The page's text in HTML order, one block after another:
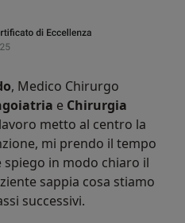
, Medico Chirurgo
e Chirurgia
metto al centro la
mi prendo il tempo
in modo chiaro il
sappia cosa stiamo
successivi.